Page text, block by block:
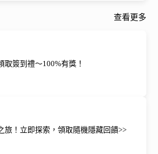
查看更多
取簽到禮～100%有獎！
旅！立即探索，領取隨機隱藏回饋>>